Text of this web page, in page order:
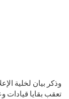
وذكر بيان لخلية
تعقب بقايا